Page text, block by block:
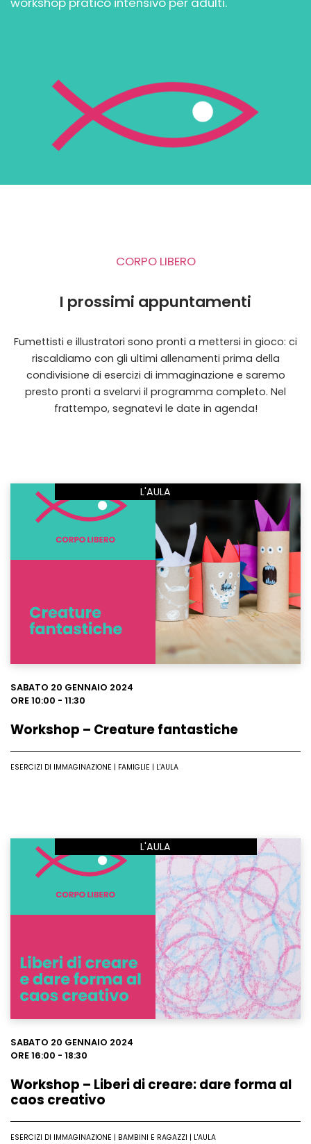
CORPO LIBERO
I prossimi appuntamenti
Fumettisti e illustratori sono pronti a mettersi in gioco: ci
riscaldiamo con gli ultimi allenamenti prima della
condivisione di esercizi di immaginazione e saremo
presto pronti a svelarvi il programma completo. Nel
frattempo, segnatevi le date in agenda!
L'AULA
Leggi
SABATO 20 GENNAIO 2024
ORE 10:00 - 11:30
Workshop – Creature fantastiche
ESERCIZI DI IMMAGINAZIONE | FAMIGLIE | L'AULA
L'AULA
SABATO 20 GENNAIO 2024
ORE 16:00 - 18:30
Workshop – Liberi di creare: dare forma al
caos creativo
ESERCIZI DI IMMAGINAZIONE | BAMBINI E RAGAZZI | L'AULA